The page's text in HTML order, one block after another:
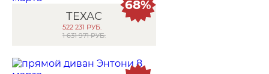
ТЕХАС
522 231 РУБ.
1 631 971 РУБ.
68%